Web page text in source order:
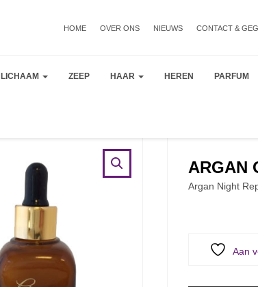
HOME OVER ONS NIEUWS CONTACT &
LICHAAM ZEEP HAAR HEREN PARFUM
ARGAN
Argan Night
Aan